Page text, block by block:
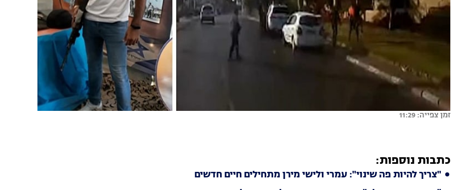
זמן צפייה: 11:29
כתבות נוספות:
"צריך להיות פה שינוי": עמרי ולישי מירן מתחילים חיים חדשים